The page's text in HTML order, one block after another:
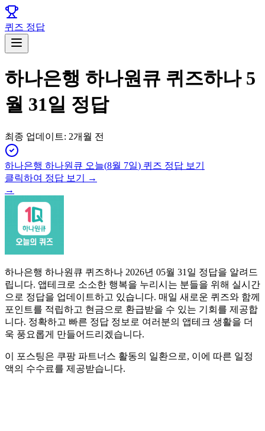
퀴즈 정답
하나은행 하나원큐 퀴즈하나 5
월 31일 정답
최종 업데이트: 2개월 전
하나은행 하나원큐 오늘(8월 7일) 퀴즈 정답 보기
클릭하여 정답 보기 →
→
하나은행 하나원큐 퀴즈하나 2026년 05월 31일 정답을 알려드
립니다. 앱테크로 소소한 행복을 누리시는 분들을 위해 실시간
으로 정답을 업데이트하고 있습니다. 매일 새로운 퀴즈와 함께
포인트를 적립하고 현금으로 환급받을 수 있는 기회를 제공합
니다. 정확하고 빠른 정답 정보로 여러분의 앱테크 생활을 더
욱 풍요롭게 만들어드리겠습니다.
이 포스팅은 쿠팡 파트너스 활동의 일환으로, 이에 따른 일정
액의 수수료를 제공받습니다.